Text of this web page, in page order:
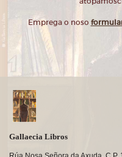
Emprega o noso
Gallaecia Libros